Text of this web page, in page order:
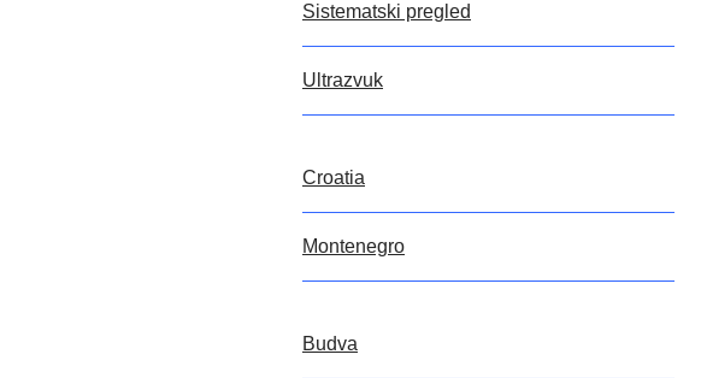
Sistematski pregled
Ultrazvuk
Croatia
Montenegro
Budva